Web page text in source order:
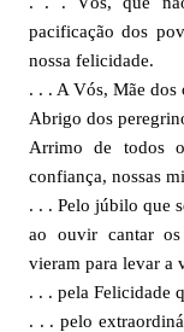
pacificação dos
nossa felicidade.
. . . A Vós, Mãe dos
Abrigo dos
Arrimo de todos
confiança, nossas
. . . Pelo júbilo que
ao ouvir cantar
vieram para levar a
. . . pela Felicidade
. . . pelo